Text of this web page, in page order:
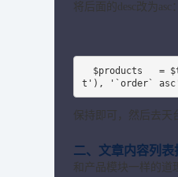
将后面的desc改为asc：
t'), '`order`
保持即可，然后去天
二、文章内容列表
和产品模块一样的道